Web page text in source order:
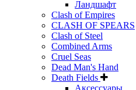
Ландшафт
Clash of Empires
CLASH OF SPEARS
Clash of Steel
Combined Arms
Cruel Seas
Dead Man's Hand
Death Fields
Аксессуары